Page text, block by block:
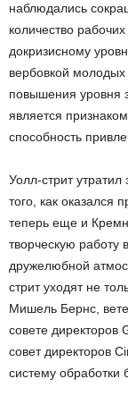
наблюдались
количество
докризисному
вербовкой
повышения уровня
является
способность
Уолл-стрит утратил
того, как оказался
теперь еще и
творческую
дружелюбной
стрит уходят не
Мишель Бернс,
совете директоров
совет директоров
систему обработки